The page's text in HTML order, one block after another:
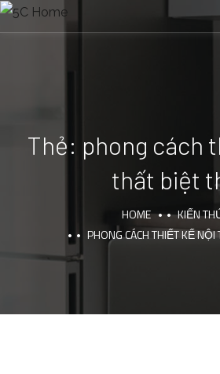
Thẻ: phong cách
thất biệt
HOME
KIẾN
PHONG CÁCH THIẾT KẾ